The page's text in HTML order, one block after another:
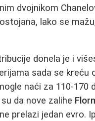
dvojnikom
lako se
donela je i
sada se kreću
naći za 110-
da nove zalihe
prelazi jedan evro.